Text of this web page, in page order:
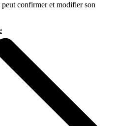
confirmer et modifier son